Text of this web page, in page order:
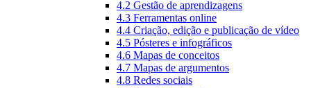
4.2 Gestão de aprendizagens
4.3 Ferramentas online
4.4 Criação, edição e publicação de vídeo
4.5 Pósteres e infográficos
4.6 Mapas de conceitos
4.7 Mapas de argumentos
4.8 Redes sociais